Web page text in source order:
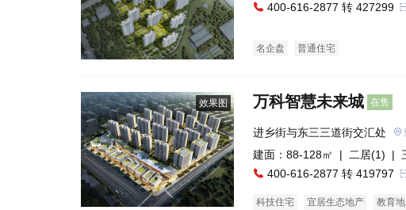
400-616-2877 转 427299
名企盘 普通住宅
效果图 万科智慧未来城 在售
进乡街与东三三道街交汇处
建面：88-128㎡ | 二居(1) |
400-616-2877 转 419797
科技住宅 宜居生态地产 教育